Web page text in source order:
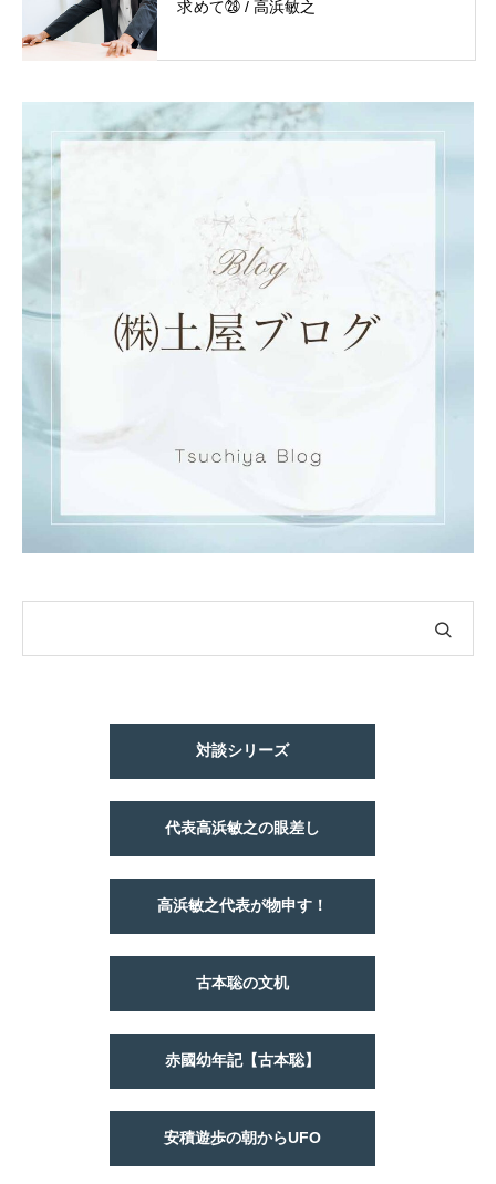
求めて㉘ / 高浜敏之
対談シリーズ
代表高浜敏之の眼差し
高浜敏之代表が物申す！
古本聡の文机
赤國幼年記【古本聡】
安積遊歩の朝からUFO